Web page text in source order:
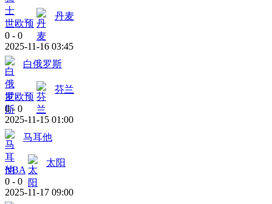
世欧预
丹麦
0 - 0
2025-11-16 03:45
白俄罗斯
世欧预
芬兰
0 - 0
2025-11-15 01:00
马耳他
NBA
太阳
0 - 0
2025-11-17 09:00